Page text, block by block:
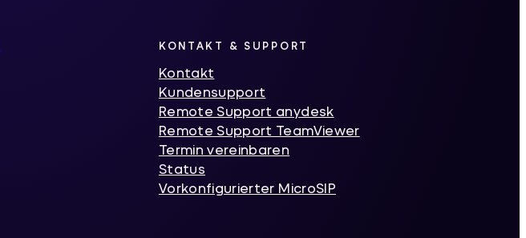
KONTAKT & SUPPORT
Kontakt
Kundensupport
Remote Support anydesk
Remote Support TeamViewer
Termin vereinbaren
Status
Vorkonfigurierter MicroSIP